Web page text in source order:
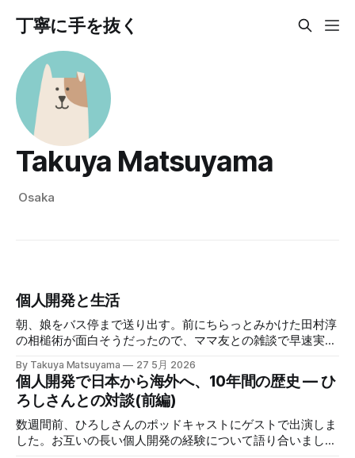
丁寧に手を抜く
Takuya Matsuyama
Osaka
個人開発と生活
朝、娘をバス停まで送り出す。前にちらっとみかけた田村淳
の相槌術が面白そうだったので、ママ友との雑談で早速実践
で癖になっている批判的思考を完全オフにし、相槌に全神経
を注ぐ、というものだ。「へぇ」「うん」「うーん」「なる
ほど〜」と、相手の話にどんなバリエーションで返そうかと
いう所に集中する。騙されたと思って試してみて欲しいんだ
が、このお陰で相手の話がよく理解できて、自然なフォロー
By Takuya Matsuyama 27 5月 2026
個人開発で日本から海外へ、10年間の歴史 — ひ
ろしさんとの対談(前編)
数週間前、ひろしさんのポッドキャストにゲストで出演しま
した。お互いの長い個人開発の経験について語り合いまし